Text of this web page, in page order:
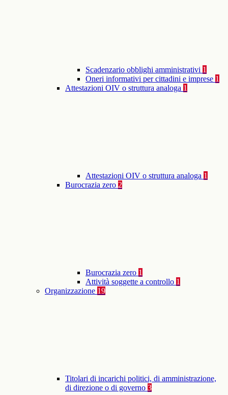
Scadenzario obblighi amministrativi 1
Oneri informativi per cittadini e imprese 1
Attestazioni OIV o struttura analoga 1
Attestazioni OIV o struttura analoga 1
Burocrazia zero 2
Burocrazia zero 1
Attività soggette a controllo 1
Organizzazione 19
Titolari di incarichi politici, di amministrazione,
di direzione o di governo 3